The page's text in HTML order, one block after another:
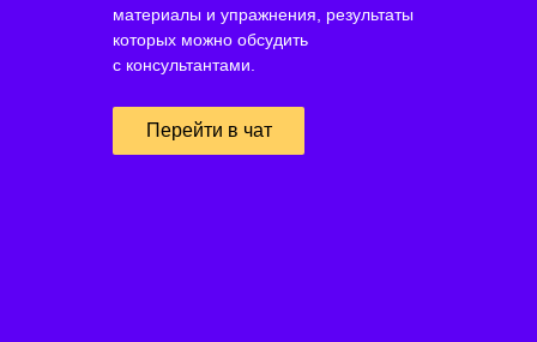
Перейти в чат
материалы и упражнения, результаты
которых можно обсудить
с консультантами.